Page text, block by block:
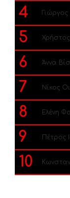
4
5
6 Άννα
7 Νίκος
8 Ελένη
9 Πέτρος
10